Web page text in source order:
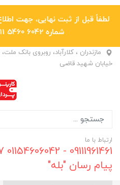
لطفاً قبل از ثبت نهایی، جهت
شماره 6042 5460 011 تماس بگیرید.
مازندران ، کلارآباد، روبروی بانک
خیابان شهید قاضی
ارتباط با ما
پیام رسان "بله"